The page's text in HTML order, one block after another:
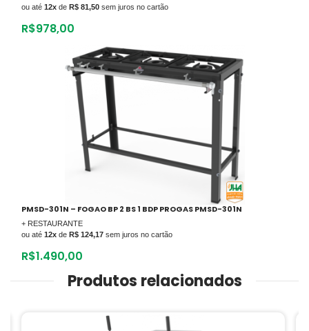
ou até 12x de R$ 81,50 sem juros no cartão
R$978,00
PMSD-301N – FOGAO BP 2 BS 1 BDP PROGAS PMSD-301N
+ RESTAURANTE
ou até 12x de R$ 124,17 sem juros no cartão
R$1.490,00
Produtos relacionados